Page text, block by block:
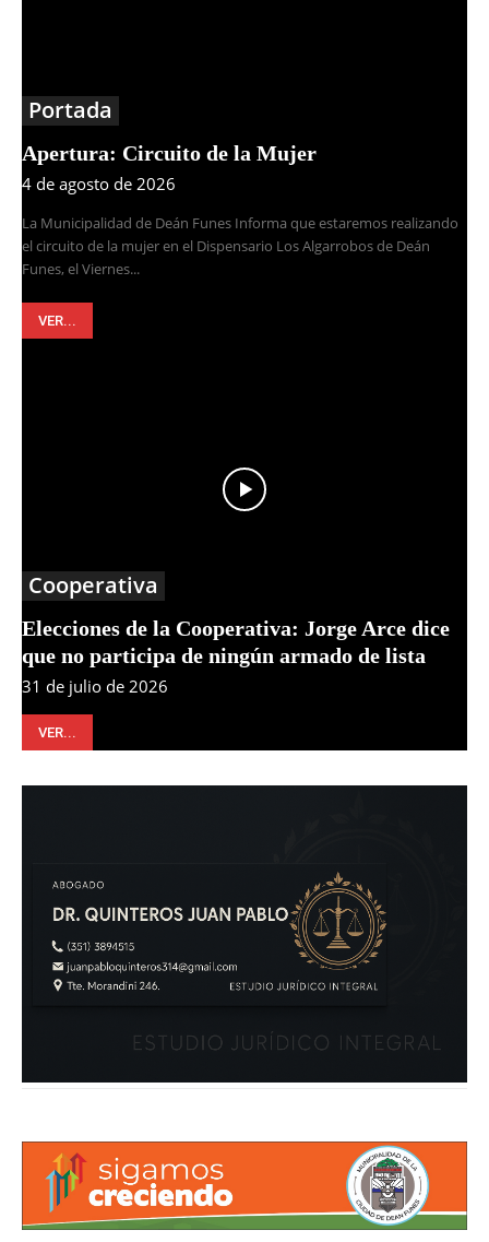
Portada
Apertura: Circuito de la Mujer
4 de agosto de 2026
La Municipalidad de Deán Funes Informa que estaremos realizando
el circuito de la mujer en el Dispensario Los Algarrobos de Deán
Funes, el Viernes...
VER...
Cooperativa
Elecciones de la Cooperativa: Jorge Arce dice
que no participa de ningún armado de lista
31 de julio de 2026
VER...